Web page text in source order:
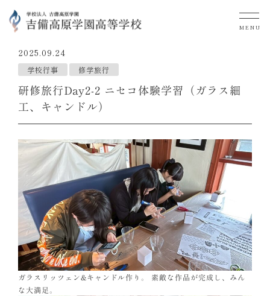
MENU
2025.09.24
学校行事 修学旅行
研修旅行Day2-2 ニセコ体験学習（ガラス細
工、キャンドル）
ガラスリッツェン&キャンドル作り。 素敵な作品が完成し、みん
な大満足。